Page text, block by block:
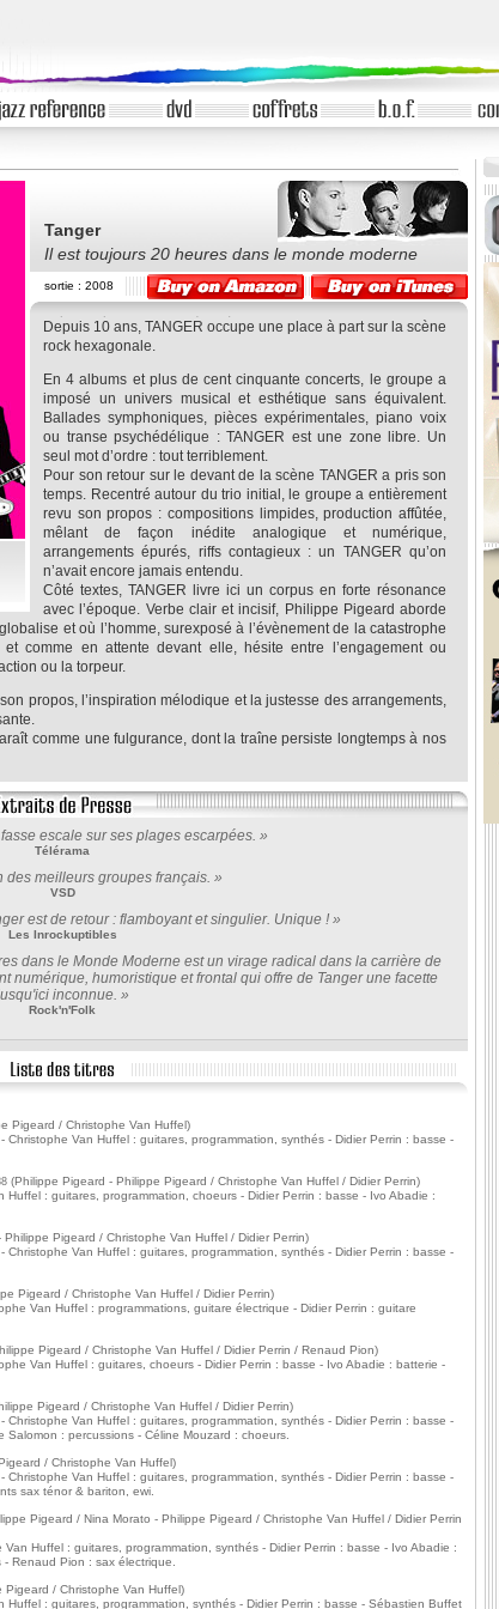
Tanger
Il est toujours 20 heures dans le monde moderne
sortie : 2008
Depuis 10 ans, TANGER occupe une place à part sur la scène
rock hexagonale.
En 4 albums et plus de cent cinquante concerts, le groupe a
imposé un univers musical et esthétique sans équivalent.
Ballades symphoniques, pièces expérimentales, piano voix
ou transe psychédélique : TANGER est une zone libre. Un
seul mot d’ordre : tout terriblement.
Pour son retour sur le devant de la scène TANGER a pris son
temps. Recentré autour du trio initial, le groupe a entièrement
revu son propos : compositions limpides, production affûtée,
mêlant de façon inédite analogique et numérique,
arrangements épurés, riffs contagieux : un TANGER qu’on
n’avait encore jamais entendu.
Côté textes, TANGER livre ici un corpus en forte résonance
avec l’époque. Verbe clair et incisif, Philippe Pigeard aborde
et où l’homme, surexposé à l’évènement de la catastrophe
comme en attente devant elle, hésite entre l’engagement ou
ou la torpeur.
propos, l’inspiration mélodique et la justesse des arrangements,
comme une fulgurance, dont la traîne persiste longtemps à nos
escale sur ses plages escarpées. »
Télérama
des meilleurs groupes français. »
VSD
est de retour : flamboyant et singulier. Unique ! »
Les Inrockuptibles
dans le Monde Moderne est un virage radical dans la carrière de
numérique, humoristique et frontal qui offre de Tanger une facette
inconnue. »
Rock'n'Folk
Pigeard / Christophe Van Huffel)
Van Huffel : guitares, programmation, synthés - Didier Perrin : basse -
(Philippe Pigeard - Philippe Pigeard / Christophe Van Huffel / Didier Perrin)
: guitares, programmation, choeurs - Didier Perrin : basse - Ivo Abadie :
Philippe Pigeard / Christophe Van Huffel / Didier Perrin)
Van Huffel : guitares, programmation, synthés - Didier Perrin : basse -
Pigeard / Christophe Van Huffel / Didier Perrin)
Van Huffel : programmations, guitare électrique - Didier Perrin : guitare
Pigeard / Christophe Van Huffel / Didier Perrin / Renaud Pion)
Van Huffel : guitares, choeurs - Didier Perrin : basse - Ivo Abadie : batterie -
Pigeard / Christophe Van Huffel / Didier Perrin)
Van Huffel : guitares, programmation, synthés - Didier Perrin : basse -
: percussions - Céline Mouzard : choeurs.
/ Christophe Van Huffel)
Van Huffel : guitares, programmation, synthés - Didier Perrin : basse -
sax ténor & bariton, ewi.
Pigeard / Nina Morato - Philippe Pigeard / Christophe Van Huffel / Didier Perrin
Huffel : guitares, programmation, synthés - Didier Perrin : basse - Ivo Abadie :
Renaud Pion : sax électrique.
Pigeard / Christophe Van Huffel)
Huffel : guitares, programmation, synthés - Didier Perrin : basse - Sébastien Buffet